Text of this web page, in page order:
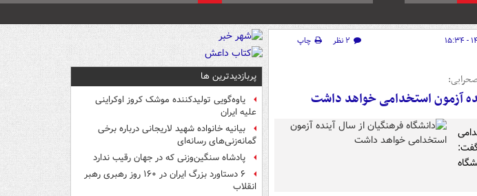
۲ نظر
چاپ
آزمون استخدامی خواهد داشت
پربازدیدترین ها
یاوه‌گویی تولیدکننده موشک کروز اوکراینی
علیه ایران
بیانیه خانواده شهید لاریجانی درباره برخی
گمانه‌زنی‌های رسانه‌ای
پادشاه سنگین‌وزنی که در جهان رقیب ندارد
۶ دستاورد بزرگ ایران در ۱۶۰ روز رهبری رهبر
انقلاب